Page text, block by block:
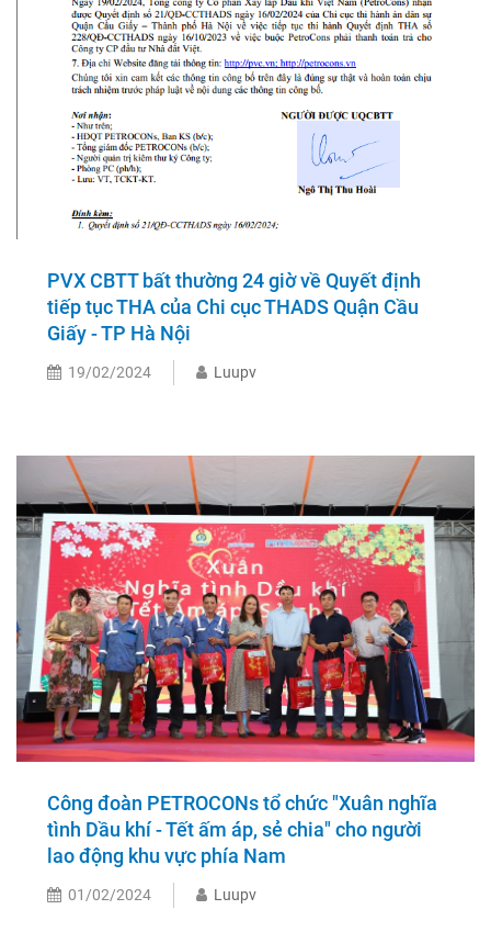
PVX CBTT bất thường 24 giờ về Quyết định
tiếp tục THA của Chi cục THADS Quận Cầu
Giấy - TP Hà Nội
19/02/2024 Luupv
Công đoàn PETROCONs tổ chức "Xuân nghĩa
tình Dầu khí - Tết ấm áp, sẻ chia" cho người
lao động khu vực phía Nam
01/02/2024 Luupv